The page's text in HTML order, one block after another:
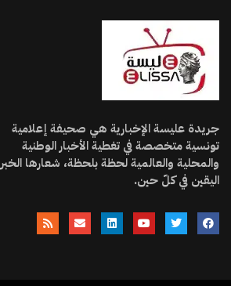
جريدة عليسة الإخبارية هي صحيفة إعلامية
تونسية متخصصة في تغطية الأخبار الوطنية
والمحلية والعالمية لحظة بلحظة، شعارها الخبر
اليقين في كلّ حين.